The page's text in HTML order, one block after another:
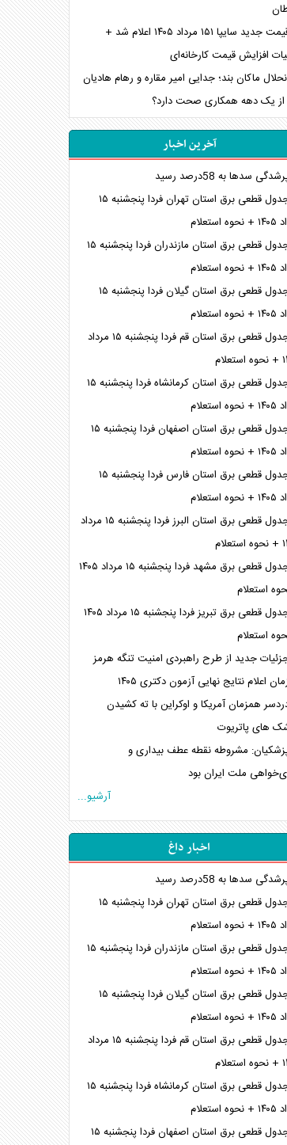
قیمت جدید سایپا ۱۵۱ مرداد ۱۴۰۵ اعلام شد +
افزایش قیمت کارخانه‌ای
ماکان بند؛ جدایی امیر مقاره و رهام هادیان
از یک دهه همکاری صحت دارد؟
آخرین اخبار
سدها به 58درصد رسید
جدول قطعی برق استان تهران فردا پنجشنبه ۱۵
جدول قطعی برق استان مازندران فردا پنجشنبه ۱۵
جدول قطعی برق استان گیلان فردا پنجشنبه ۱۵
جدول قطعی برق استان قم فردا پنجشنبه ۱۵ مرداد
جدول قطعی برق استان کرمانشاه فردا پنجشنبه ۱۵
جدول قطعی برق استان اصفهان فردا پنجشنبه ۱۵
جدول قطعی برق استان فارس فردا پنجشنبه ۱۵
جدول قطعی برق استان البرز فردا پنجشنبه ۱۵ مرداد
جدول قطعی برق مشهد فردا پنجشنبه ۱۵ مرداد ۱۴۰۵
استعلام
جدول قطعی برق تبریز فردا پنجشنبه ۱۵ مرداد ۱۴۰۵
استعلام
جدید از طرح راهبردی امنیت تنگه هرمز
اعلام نتایج نهایی آزمون دکتری ۱۴۰۵
همزمان آمریکا و اوکراین با ته کشیدن
های پاتریوت
مشروطه نقطه عطف بیداری و
ملت ایران بود
آرشیو...
اخبار داغ
سدها به 58درصد رسید
جدول قطعی برق استان تهران فردا پنجشنبه ۱۵
جدول قطعی برق استان مازندران فردا پنجشنبه ۱۵
جدول قطعی برق استان گیلان فردا پنجشنبه ۱۵
جدول قطعی برق استان قم فردا پنجشنبه ۱۵ مرداد
جدول قطعی برق استان کرمانشاه فردا پنجشنبه ۱۵
جدول قطعی برق استان اصفهان فردا پنجشنبه ۱۵